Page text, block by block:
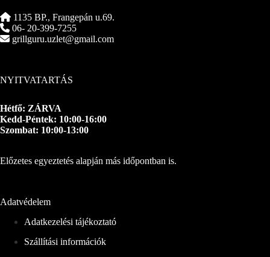
1135 BP., Frangepán u.69.
06- 20-399-7255
grillguru.uzlet@gmail.com
NYITVATARTÁS
Hétfő: ZÁRVA
Kedd-Péntek: 10:00-16:00
Szombat: 10:00-13:00
Előzetes egyeztetés alapján más időpontban is.
Adatvédelem
Adatkezelési tájékoztató
Szállítási információk